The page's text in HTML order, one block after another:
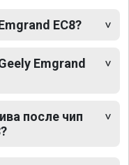
EC8?
Emgrand
после чип